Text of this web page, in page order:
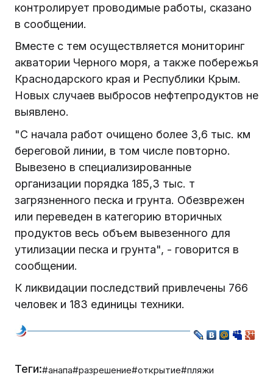
контролирует проводимые работы, сказано
в сообщении.
Вместе с тем осуществляется мониторинг
акватории Черного моря, а также побережья
Краснодарского края и Республики Крым.
Новых случаев выбросов нефтепродуктов не
выявлено.
"С начала работ очищено более 3,6 тыс. км
береговой линии, в том числе повторно.
Вывезено в специализированные
организации порядка 185,3 тыс. т
загрязненного песка и грунта. Обезврежен
или переведен в категорию вторичных
продуктов весь объем вывезенного для
утилизации песка и грунта", - говорится в
сообщении.
К ликвидации последствий привлечены 766
человек и 183 единицы техники.
Теги:#анапа#разрешение#открытие#пляжи